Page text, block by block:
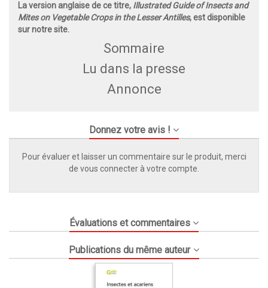
La version anglaise de ce titre, Illustrated Guide of Insects and
Mites on Vegetable Crops in the Lesser Antilles, est disponible
sur notre site.
Sommaire
Lu dans la presse
Annonce
Donnez votre avis !
Pour évaluer et laisser un commentaire sur le produit, merci
de vous connecter à votre compte.
Évaluations et commentaires
Publications du même auteur